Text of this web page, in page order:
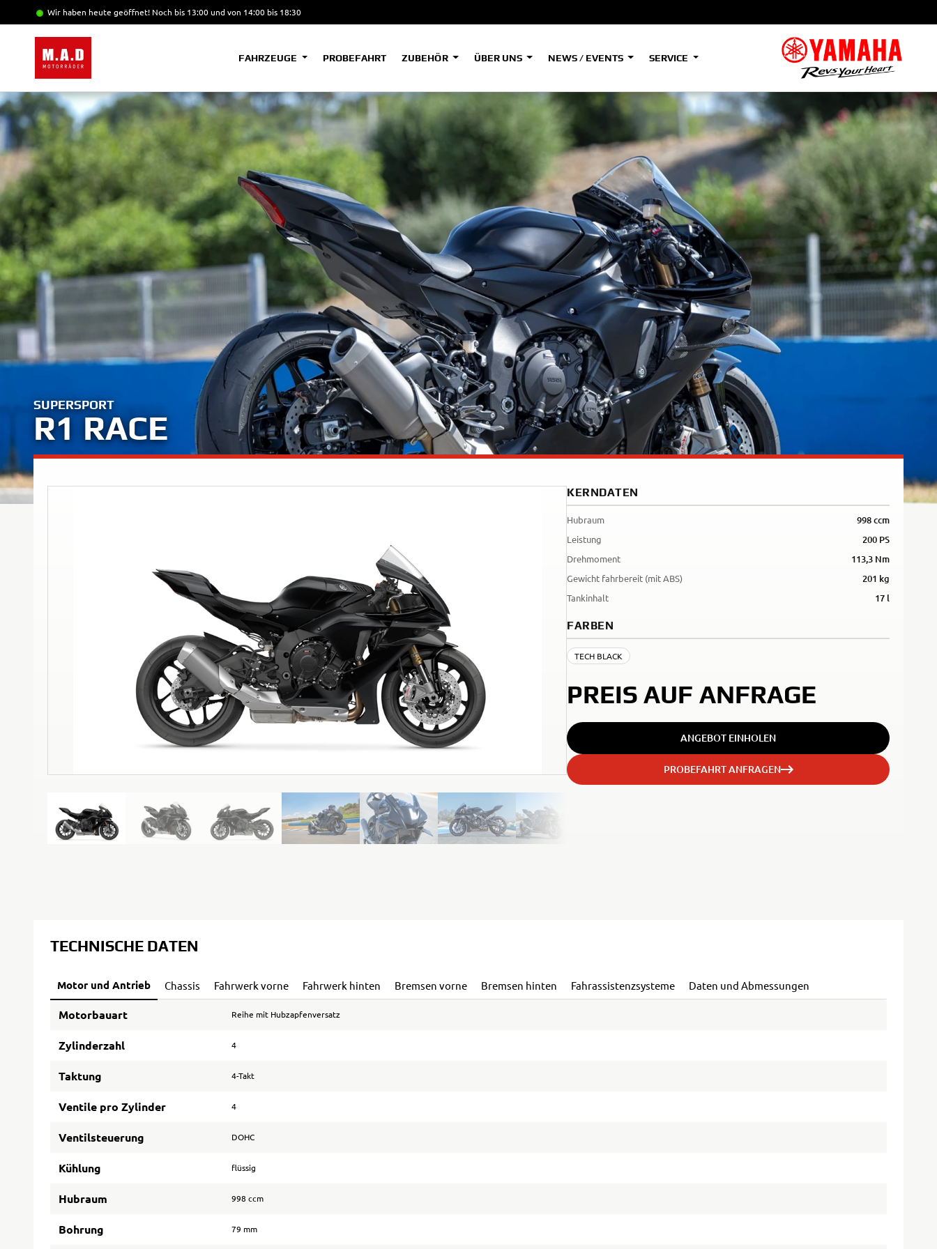
Wir haben heute geöffnet! Noch bis 13:00 und von 14:00 bis 18:30
FAHRZEUGE
HYPER NAKED
SPORT HERITAGE
SUPERSPORT
Tenere
700
Tenere
700
(Low)
Tenere
(Low)
35kW
Tenere
700
35kW
A
Tenere
700
Rally
A2
Tenere
700
Rally
35kW
Tenere
700
World
Raid
A1
WR125R
PROBEFAHRT ZUBEHÖR ÜBER UNS NEWS / EVENTS SERVICE
SUPERSPORT
R1 RACE
KERNDATEN
Hubraum 998 ccm
Leistung 200 PS
Drehmoment 113,3 Nm
Gewicht fahrbereit (mit ABS) 201 kg
Tankinhalt 17 l
FARBEN
TECH BLACK
PREIS AUF ANFRAGE
ANGEBOT EINHOLEN
PROBEFAHRT ANFRAGEN
TECHNISCHE DATEN
Motor und Antrieb Chassis Fahrwerk vorne Fahrwerk hinten Bremsen vorne Bremsen hinten Fahrassistenzsysteme Daten und Abmessungen
Motorbauart Reihe mit Hubzapfenversatz
Zylinderzahl 4
Taktung 4-Takt
Ventile pro Zylinder 4
Ventilsteuerung DOHC
Kühlung flüssig
Hubraum 998 ccm
Bohrung 79 mm